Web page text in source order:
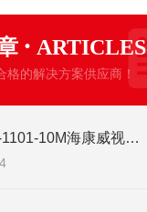
· ARTICLES
格的解决方案供应商！
MV-ACC-01-1101-10M海康威视10米普柔网线